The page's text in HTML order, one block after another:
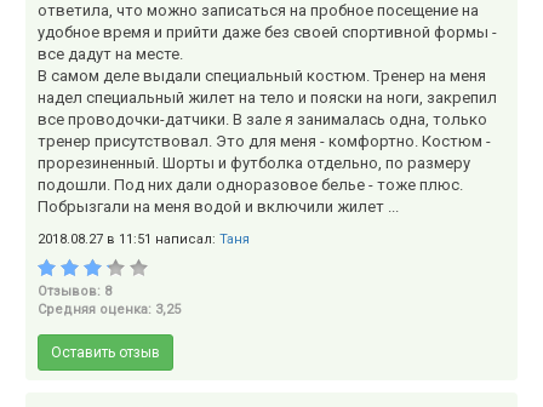
ответила, что можно записаться на пробное посещение на
удобное время и прийти даже без своей спортивной формы -
все дадут на месте.
В самом деле выдали специальный костюм. Тренер на меня
надел специальный жилет на тело и пояски на ноги, закрепил
все проводочки-датчики. В зале я занималась одна, только
тренер присутствовал. Это для меня - комфортно. Костюм -
прорезиненный. Шорты и футболка отдельно, по размеру
подошли. Под них дали одноразовое белье - тоже плюс.
Побрызгали на меня водой и включили жилет ...
2018.08.27 в 11:51 написал: Таня
Отзывов: 8
Средняя оценка: 3,25
Оставить отзыв